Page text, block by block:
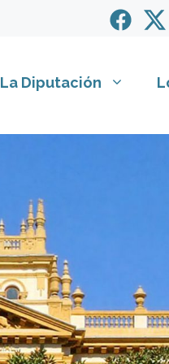
La Diputación